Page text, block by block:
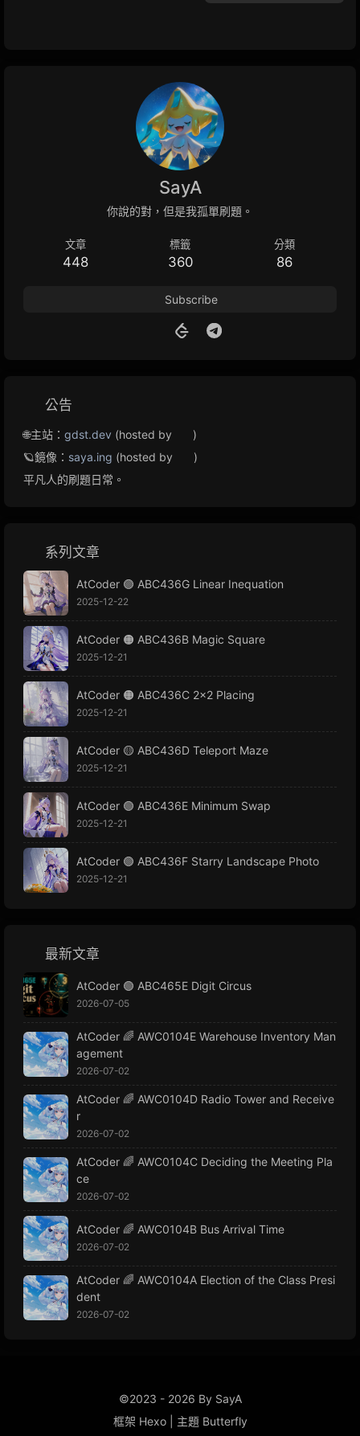
SayA
你說的對，但是我孤單刷題。
文章
448
標籤
360
分類
86
Subscribe
公告
🌐主站： gdst.dev (hosted by
)
🪐鏡像： saya.ing (hosted by
)
平凡人的刷題日常。
系列文章
AtCoder 🟣 ABC436G Linear Inequation
2025-12-22
AtCoder 🟠 ABC436B Magic Square
2025-12-21
AtCoder 🟠 ABC436C 2x2 Placing
2025-12-21
AtCoder 🟡 ABC436D Teleport Maze
2025-12-21
AtCoder 🟢 ABC436E Minimum Swap
2025-12-21
AtCoder 🟢 ABC436F Starry Landscape Photo
2025-12-21
最新文章
AtCoder 🟢 ABC465E Digit Circus
2026-07-05
AtCoder 🌈 AWC0104E Warehouse Inventory Man
agement
2026-07-02
AtCoder 🌈 AWC0104D Radio Tower and Receive
r
2026-07-02
AtCoder 🌈 AWC0104C Deciding the Meeting Pla
ce
2026-07-02
AtCoder 🌈 AWC0104B Bus Arrival Time
2026-07-02
AtCoder 🌈 AWC0104A Election of the Class Presi
dent
2026-07-02
©2023 - 2026 By SayA
框架 Hexo 主題 Butterfly